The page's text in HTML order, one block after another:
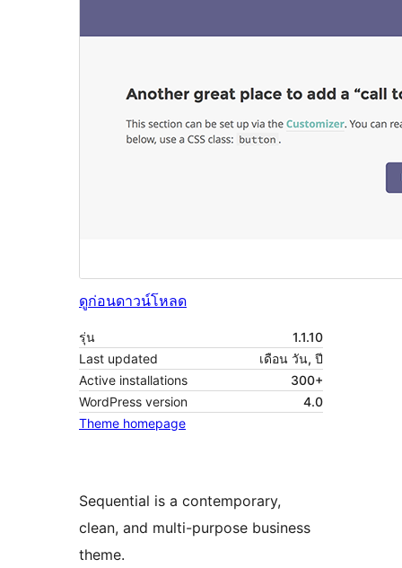
ดูก่อนดาวน์โหลด
รุ่น
1.1.10
Last updated
เดือน วัน, ปี
Active installations
300+
WordPress version
4.0
Theme homepage
Sequential is a contemporary,
clean, and multi-purpose business
theme.